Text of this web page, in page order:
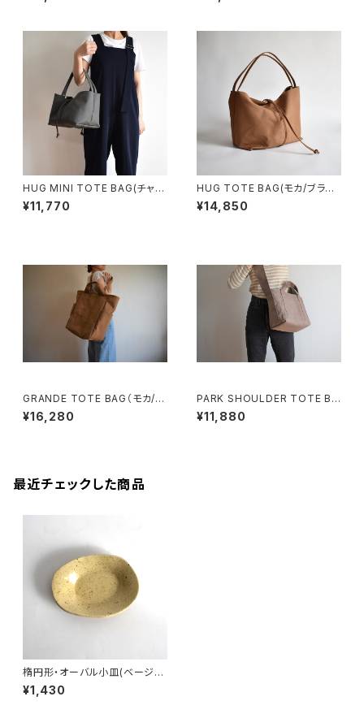
HUG MINI TOTE BAG(チャコ
ール/グレー)
¥11,770
HUG TOTE BAG(モカ/ブラウ
ン)
¥14,850
GRANDE TOTE BAG（モカ/ベ
ージュ）
¥16,280
PARK SHOULDER TOTE BA
G (マットブラウン)
¥11,880
最近チェックした商品
楕円形・オーバル小皿(ベージュ/
点模様/光沢/白御影土)
¥1,430